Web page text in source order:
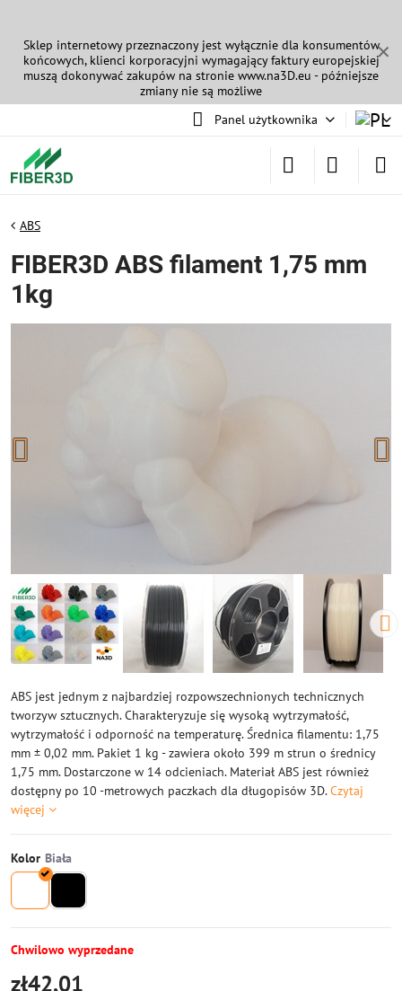
✕
Sklep internetowy przeznaczony jest wyłącznie dla konsumentów
końcowych, klienci korporacyjni wymagający faktury europejskiej
muszą dokonywać zakupów na stronie www.na3D.eu - późniejsze
zmiany nie są możliwe
Panel użytkownika
ABS
FIBER3D ABS filament 1,75 mm
1kg
ABS jest jednym z najbardziej rozpowszechnionych technicznych
tworzyw sztucznych. Charakteryzuje się wysoką wytrzymałość,
wytrzymałość i odporność na temperaturę. Średnica filamentu: 1,75
mm ± 0,02 mm. Pakiet 1 kg - zawiera około 399 m strun o średnicy
1,75 mm. Dostarczone w 14 odcieniach. Materiał ABS jest również
dostępny po 10 -metrowych paczkach dla długopisów 3D.Czytaj
więcej
Kolor
Chwilowo wyprzedane
zł42,01